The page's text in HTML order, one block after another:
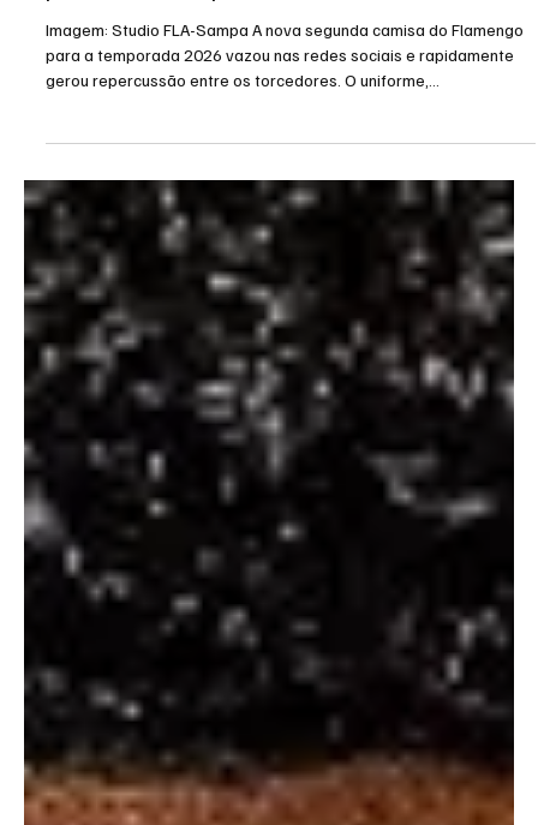
1 min de leitura
Nova camisa branca do Flamengo vaza e
praticamente repete modelo de 2019
Imagem: Studio FLA-Sampa A nova segunda camisa do Flamengo
para a temporada 2026 vazou nas redes sociais e rapidamente
gerou repercussão entre os torcedores. O uniforme,
predominantemente branco, traz de volta a listra horizontal rubro-
negra no peito, muito semelhante ao modelo utilizado em 2019.
Apesar de manter a tradição, o visual não empolgou parte da
torcida, que esperava algo mais inovador para o uniforme 2. A